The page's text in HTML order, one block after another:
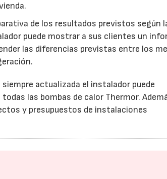
de los resultados previstos según
puede mostrar a sus clientes un
las diferencias previstas entre los
actualizada el instalador puede
las bombas de calor Thermor.
y presupuestos de instalaciones